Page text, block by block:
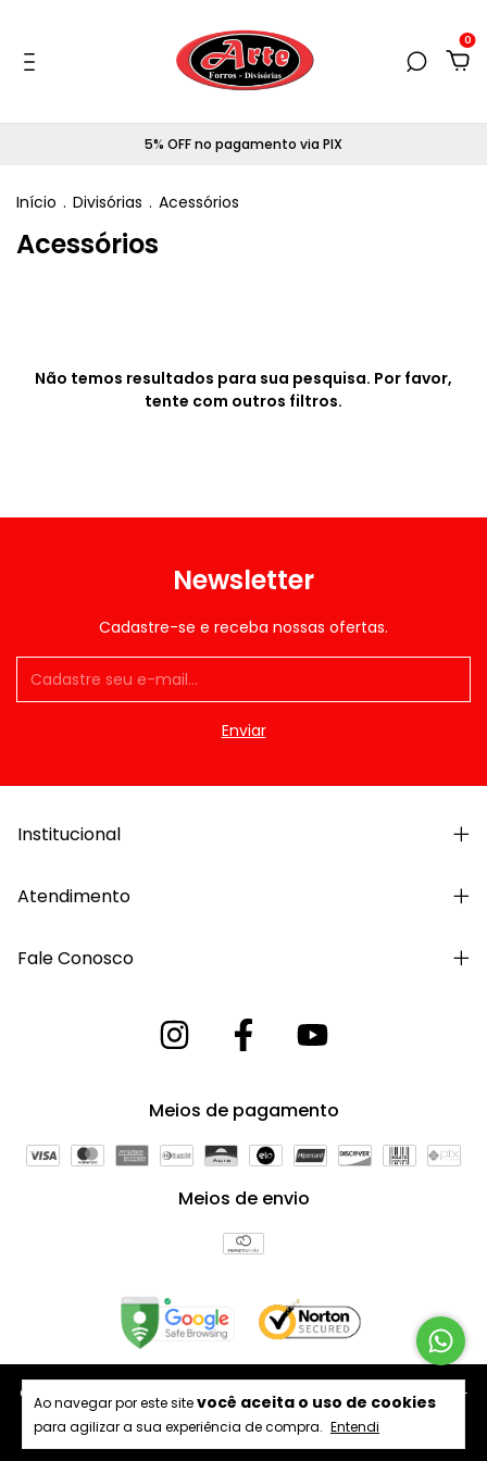
0
5% OFF no pagamento via PIX
Ao navegar por este sitevocê aceita o uso de cookies
para agilizar a sua experiência de compra. Entendi
Início . Divisórias . Acessórios
Acessórios
Não temos resultados para sua pesquisa. Por favor,
tente com outros filtros.
Newsletter
Cadastre-se e receba nossas ofertas.
Institucional
Atendimento
Fale Conosco
Meios de pagamento
Meios de envio
Copyright Arte Forros Divisórias e Revestimentos - 64398175000181 -
2026. Todos os direitos reservados.